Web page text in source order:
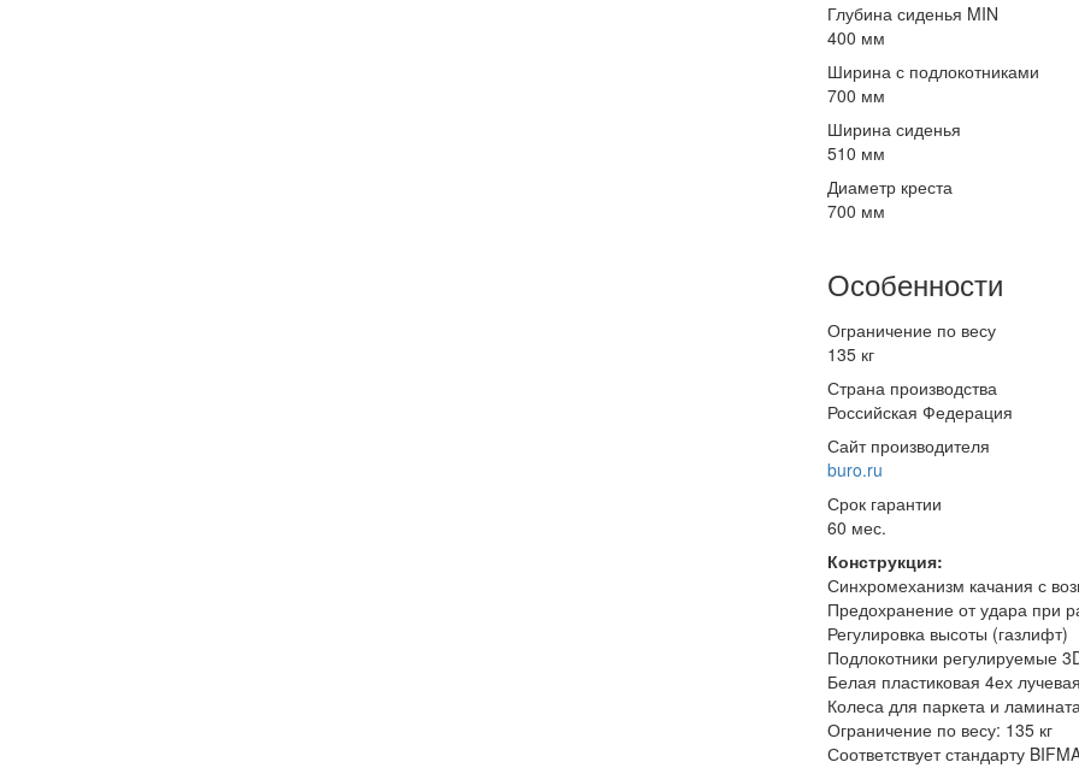
Глубина сиденья MIN
400 мм
Ширина с подлокотниками
700 мм
Ширина сиденья
510 мм
Диаметр креста
700 мм
Особенности
Ограничение по весу
135 кг
Страна производства
Российская Федерация
Сайт производителя
buro.ru
Срок гарантии
60 мес.
Конструкция:
Синхромеханизм качания с
Предохранение от удара при
Регулировка высоты (газлифт)
Подлокотники регулируемые
Белая пластиковая 4ех
Колеса для паркета и
Ограничение по весу: 135 кг
Соответствует стандарту